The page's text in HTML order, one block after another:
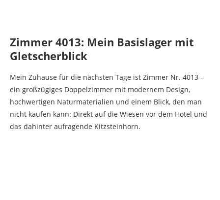
Zimmer 4013: Mein Basislager mit
Gletscherblick
Mein Zuhause für die nächsten Tage ist Zimmer Nr. 4013 –
ein großzügiges Doppelzimmer mit modernem Design,
hochwertigen Naturmaterialien und einem Blick, den man
nicht kaufen kann: Direkt auf die Wiesen vor dem Hotel und
das dahinter aufragende Kitzsteinhorn.